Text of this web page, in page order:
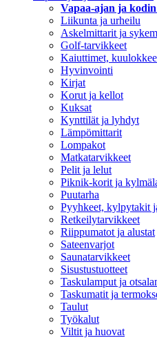
Vapaa-ajan ja
Liikunta ja urheilu
Askelmittarit ja
Golf-tarvikkeet
Kaiuttimet,
Hyvinvointi
Kirjat
Korut ja kellot
Kuksat
Kynttilät ja lyhdyt
Lämpömittarit
Lompakot
Matkatarvikkeet
Pelit ja lelut
Piknik-korit ja
Puutarha
Pyyhkeet, kylpytakit
Retkeilytarvikkeet
Riippumatot ja alustat
Sateenvarjot
Saunatarvikkeet
Sisustustuotteet
Taskulamput ja
Taskumatit ja
Taulut
Työkalut
Viltit ja huovat